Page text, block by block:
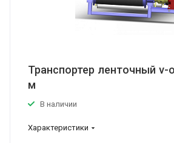
Транспортер ленточный v-
м
В наличии
Характеристики